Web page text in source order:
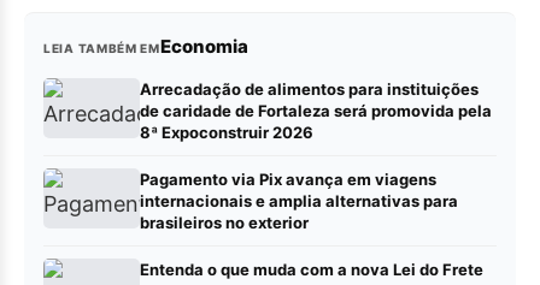
LEIA TAMBÉM EMEconomia
Arrecadação de alimentos para instituições
de caridade de Fortaleza será promovida pela
8ª Expoconstruir 2026
Pagamento via Pix avança em viagens
internacionais e amplia alternativas para
brasileiros no exterior
Entenda o que muda com a nova Lei do Frete